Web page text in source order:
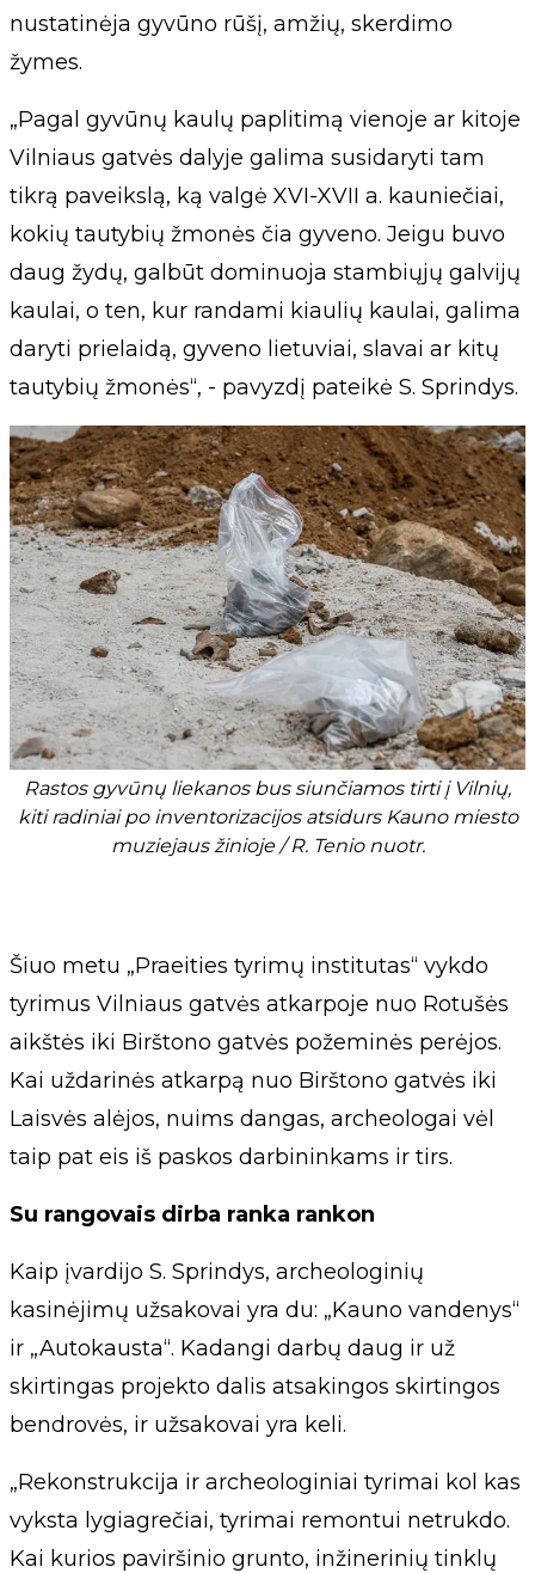
nustatinėja gyvūno rūšį, amžių, skerdimo
žymes.
„Pagal gyvūnų kaulų paplitimą vienoje ar kitoje
Vilniaus gatvės dalyje galima susidaryti tam
tikrą paveikslą, ką valgė XVI-XVII a. kauniečiai,
kokių tautybių žmonės čia gyveno. Jeigu buvo
daug žydų, galbūt dominuoja stambiųjų galvijų
kaulai, o ten, kur randami kiaulių kaulai, galima
daryti prielaidą, gyveno lietuviai, slavai ar kitų
tautybių žmonės“, - pavyzdį pateikė S. Sprindys.
Rastos gyvūnų liekanos bus siunčiamos tirti į Vilnių,
kiti radiniai po inventorizacijos atsidurs Kauno miesto
muziejaus žinioje / R. Tenio nuotr.
Šiuo metu „Praeities tyrimų institutas“ vykdo
tyrimus Vilniaus gatvės atkarpoje nuo Rotušės
aikštės iki Birštono gatvės požeminės perėjos.
Kai uždarinės atkarpą nuo Birštono gatvės iki
Laisvės alėjos, nuims dangas, archeologai vėl
taip pat eis iš paskos darbininkams ir tirs.
Su rangovais dirba ranka rankon
Kaip įvardijo S. Sprindys, archeologinių
kasinėjimų užsakovai yra du: „Kauno vandenys“
ir „Autokausta“. Kadangi darbų daug ir už
skirtingas projekto dalis atsakingos skirtingos
bendrovės, ir užsakovai yra keli.
„Rekonstrukcija ir archeologiniai tyrimai kol kas
vyksta lygiagrečiai, tyrimai remontui netrukdo.
Kai kurios paviršinio grunto, inžinerinių tinklų